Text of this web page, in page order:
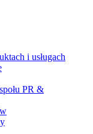
i usługach
PR &